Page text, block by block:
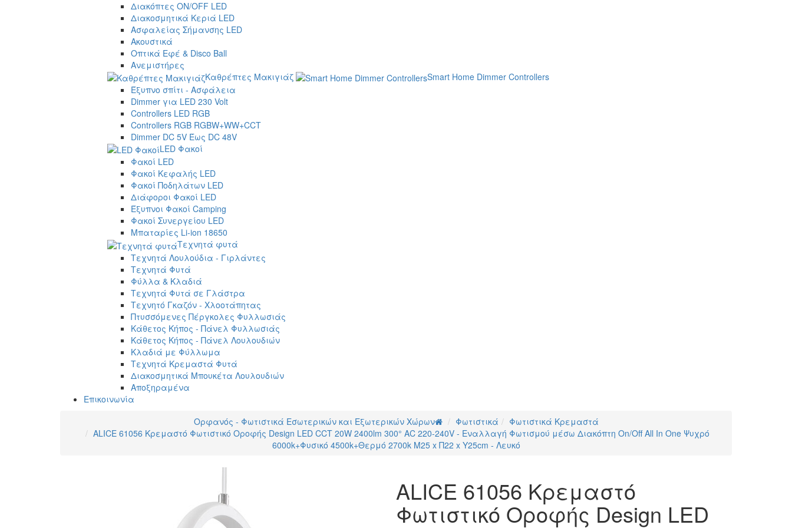
Διακόπτες ON/OFF LED
Διακοσμητικά Κεριά LED
Ασφαλείας Σήμανσης LED
Ακουστικά
Οπτικά Εφέ & Disco Ball
Ανεμιστήρες
Καθρέπτες Μακιγιάζ
Smart Home Dimmer Controllers
Έξυπνο σπίτι - Ασφάλεια
Dimmer για LED 230 Volt
Controllers LED RGB
Controllers RGB RGBW+WW+CCT
Dimmer DC 5V Έως DC 48V
LED Φακοί
Φακοί LED
Φακοί Κεφαλής LED
Φακοί Ποδηλάτων LED
Διάφοροι Φακοί LED
Έξυπνοι Φακοί Camping
Φακοί Συνεργείου LED
Μπαταρίες Li-ion 18650
Τεχνητά φυτά
Τεχνητά Λουλούδια - Γιρλάντες
Τεχνητά Φυτά
Φύλλα & Κλαδιά
Τεχνητά Φυτά σε Γλάστρα
Τεχνητό Γκαζόν - Χλοοτάπητας
Πτυσσόμενες Πέργκολες Φυλλωσιάς
Κάθετος Κήπος - Πάνελ Φυλλωσιάς
Κάθετος Κήπος - Πάνελ Λουλουδιών
Κλαδιά με Φύλλωμα
Τεχνητά Κρεμαστά Φυτά
Διακοσμητικά Μπουκέτα Λουλουδιών
Αποξηραμένα
Επικοινωνία
Ορφανός - Φωτιστικά Εσωτερικών και Εξωτερικών Χώρων
Φωτιστικά
Φωτιστικά Κρεμαστά
ALICE 61056 Κρεμαστό Φωτιστικό Οροφής Design LED CCT 20W 2400lm 300° AC 220-240V - Εναλλαγή Φωτισμού μέσω Διακόπτη On/Off All In One Ψυχρό
6000k+Φυσικό 4500k+Θερμό 2700k Μ25 x Π22 x Υ25cm - Λευκό
ALICE 61056 Κρεμαστό
Φωτιστικό Οροφής Design LED